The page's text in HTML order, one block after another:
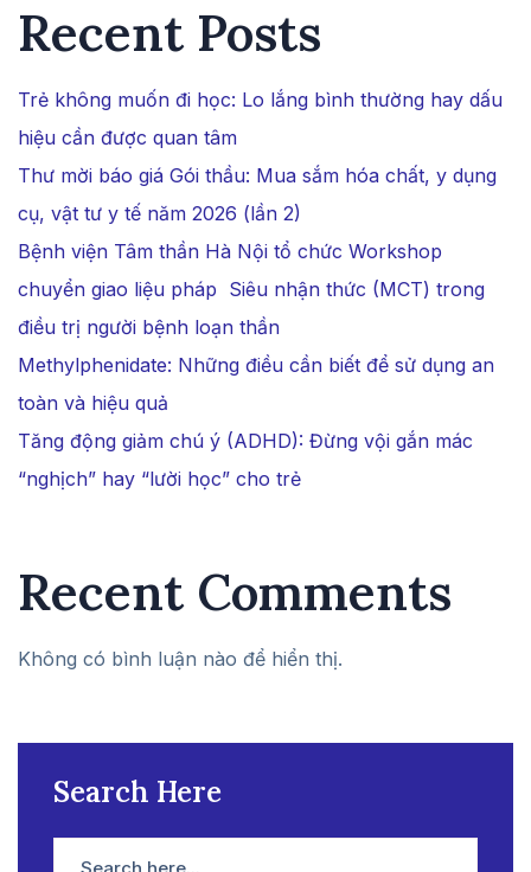
Recent Posts
Trẻ không muốn đi học: Lo lắng bình thường hay dấu
hiệu cần được quan tâm
Thư mời báo giá Gói thầu: Mua sắm hóa chất, y dụng
cụ, vật tư y tế năm 2026 (lần 2)
Bệnh viện Tâm thần Hà Nội tổ chức Workshop
chuyển giao liệu pháp Siêu nhận thức (MCT) trong
điều trị người bệnh loạn thần
Methylphenidate: Những điều cần biết để sử dụng an
toàn và hiệu quả
Tăng động giảm chú ý (ADHD): Đừng vội gắn mác
“nghịch” hay “lười học” cho trẻ
Recent Comments
Không có bình luận nào để hiển thị.
Search Here